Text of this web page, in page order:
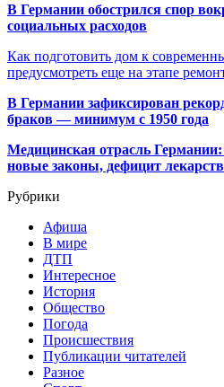
В Германии обострился спор
социальных расходов
Как подготовить дом к
предусмотреть еще на этапе
В Германии зафиксирован
браков — минимум с 1950 года
Медицинская отрасль
новые законы, дефицит
Рубрики
Афиша
В мире
ДТП
Интересное
История
Общество
Погода
Происшествия
Публикации читателей
Разное